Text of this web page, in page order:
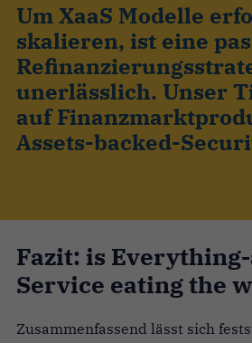
Um XaaS Modelle
skalieren, ist eine
unerlässlich. Unser
auf
Assets-backed-
Fazit: is
Service eating the
Zusammenfassend lässt sich